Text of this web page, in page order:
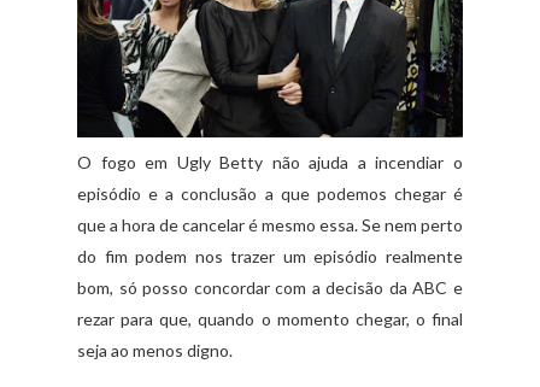
O fogo em Ugly Betty não ajuda a incendiar o
episódio e a conclusão a que podemos chegar é
que a hora de cancelar é mesmo essa. Se nem perto
do fim podem nos trazer um episódio realmente
bom, só posso concordar com a decisão da ABC e
rezar para que, quando o momento chegar, o final
seja ao menos digno.